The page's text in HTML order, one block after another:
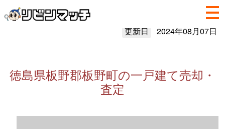
更新日 2024年08月07日
徳島県板野郡板野町の一戸建て売却・
査定